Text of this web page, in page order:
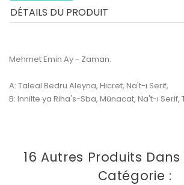
DÉTAILS DU PRODUIT
Mehmet Emin Ay - Zaman.
A: Taleal Bedru Aleyna, Hicret, Na't-ı Serif,
B: Innilte ya Riha's-Sba, Münacat, Na't-ı Serif,
16 Autres Produits
Catégorie :